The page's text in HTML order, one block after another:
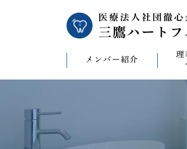
メンバー紹介
理
CAD/
療）
バイコ